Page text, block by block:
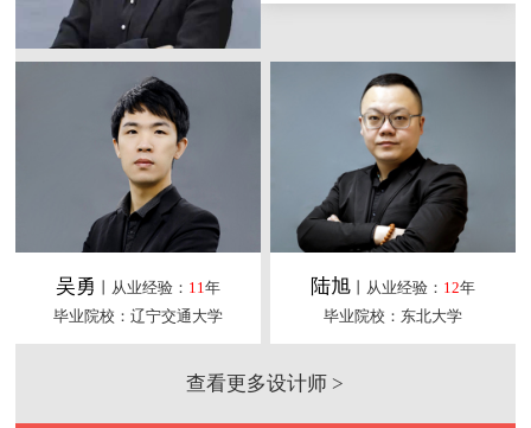
吴勇 丨从业经验： 11年
毕业院校：辽宁交通大学
陆旭丨从业经验： 12年
毕业院校：东北大学
查看更多设计师 >